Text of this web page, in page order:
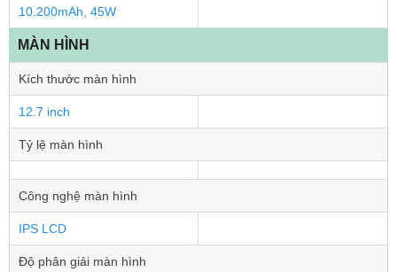
10.200mAh, 45W
MÀN HÌNH
Kích thước màn hình
12.7 inch
Tỷ lệ màn hình
Công nghệ màn hình
IPS LCD
Độ phân giải màn hình